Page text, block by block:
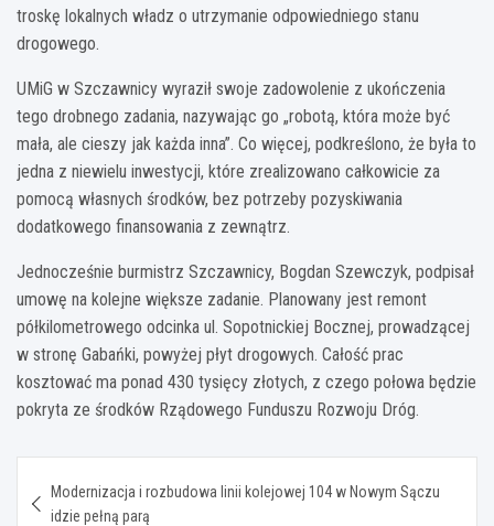
troskę lokalnych władz o utrzymanie odpowiedniego stanu
drogowego.
UMiG w Szczawnicy wyraził swoje zadowolenie z ukończenia
tego drobnego zadania, nazywając go „robotą, która może być
mała, ale cieszy jak każda inna”. Co więcej, podkreślono, że była to
jedna z niewielu inwestycji, które zrealizowano całkowicie za
pomocą własnych środków, bez potrzeby pozyskiwania
dodatkowego finansowania z zewnątrz.
Jednocześnie burmistrz Szczawnicy, Bogdan Szewczyk, podpisał
umowę na kolejne większe zadanie. Planowany jest remont
półkilometrowego odcinka ul. Sopotnickiej Bocznej, prowadzącej
w stronę Gabańki, powyżej płyt drogowych. Całość prac
kosztować ma ponad 430 tysięcy złotych, z czego połowa będzie
pokryta ze środków Rządowego Funduszu Rozwoju Dróg.
wpisu
Modernizacja i rozbudowa linii kolejowej 104 w Nowym Sączu
idzie pełną parą